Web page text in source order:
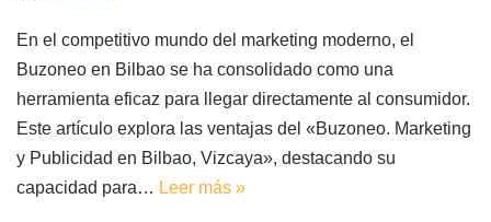
En el competitivo mundo del marketing moderno, el
Buzoneo en Bilbao se ha consolidado como una
herramienta eficaz para llegar directamente al consumidor.
Este artículo explora las ventajas del «Buzoneo. Marketing
y Publicidad en Bilbao, Vizcaya», destacando su
capacidad para… Leer más »